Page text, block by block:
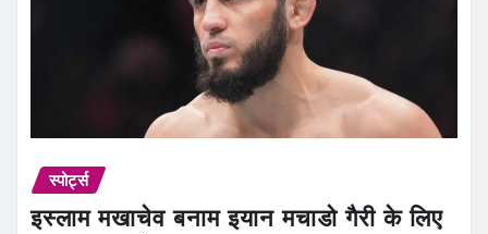
स्पोर्ट्स
इस्लाम मखाचेव बनाम इयान मचाडो गैरी के लिए